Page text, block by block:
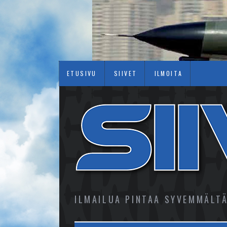
ETUSIVU SIIVET ILMOITA
ILMAILUA PINTAA